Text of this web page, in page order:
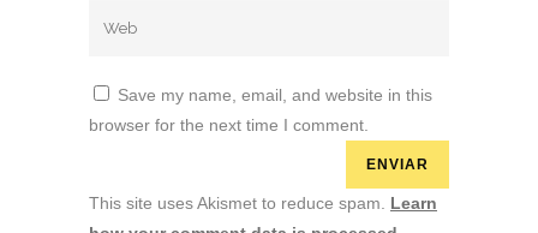
Save my name, email, and website in this
browser for the next time I comment.
This site uses Akismet to reduce spam. Learn